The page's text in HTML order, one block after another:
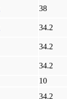
38
34.2
34.2
34.2
10
34.2